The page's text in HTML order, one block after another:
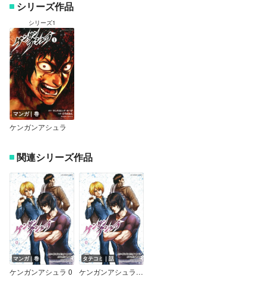
シリーズ作品
シリーズ1
マンガ｜巻
ケンガンアシュラ
関連シリーズ作品
マンガ｜巻
ケンガンアシュラ 0
タテコミ｜話
ケンガンアシュラゼロ【フルカラー】